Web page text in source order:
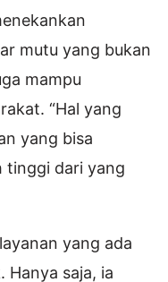
mutu yang bukan
mampu
“Hal yang
yang bisa
tinggi dari yang
yang ada
Hanya saja, ia